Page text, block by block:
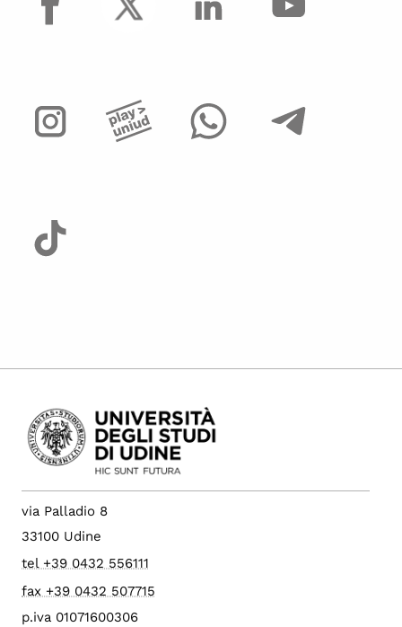
via Palladio 8
33100 Udine
tel +39 0432 556111
fax +39 0432 507715
p.iva 01071600306